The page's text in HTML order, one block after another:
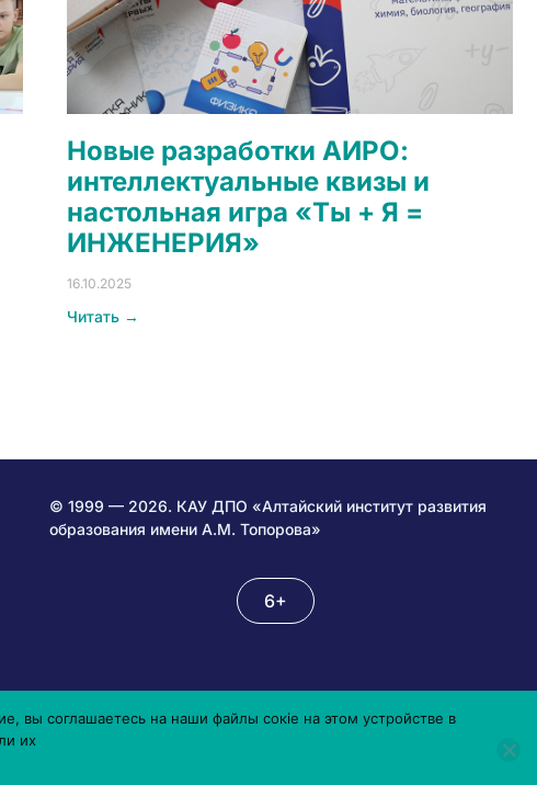
Новые разработки АИРО:
интеллектуальные квизы и
настольная игра «Ты + Я =
ИНЖЕНЕРИЯ»
16.10.2025
Читать →
© 1999 — 2026. КАУ ДПО «Алтайский институт развития
образования имени А.М. Топорова»
6+
вы соглашаетесь на наши файлы сокіе на этом устройстве в
их